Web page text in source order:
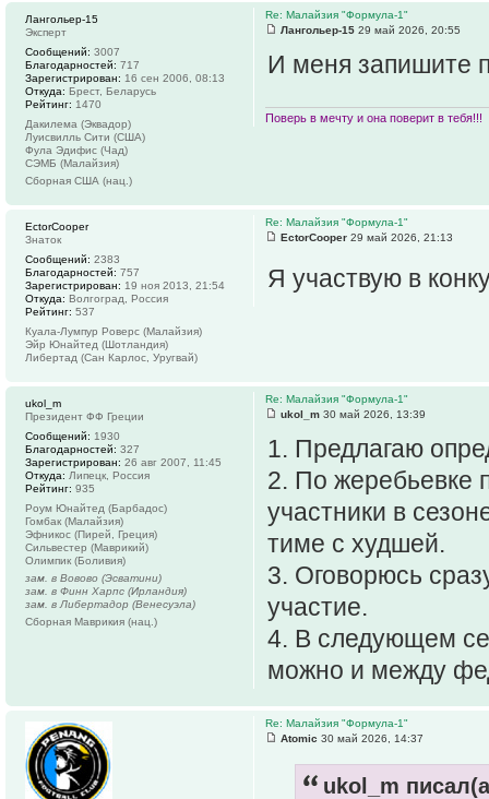
Re: Малайзия "Формула-1"
Лангольер-15 29 май 2026, 20:55
И меня запишите
Поверь в мечту и она поверит в тебя!!!
Лангольер-15
Эксперт
Сообщений: 3007
Благодарностей: 717
Зарегистрирован: 16 сен 2006, 08:13
Откуда: Брест, Беларусь
Рейтинг: 1470
Дакилема (Эквадор)
Луисвилль Сити (США)
Фула Эдифис (Чад)
СЭМБ (Малайзия)
Сборная США (нац.)
Re: Малайзия "Формула-1"
EctorCooper 29 май 2026, 21:13
Я участвую в
EctorCooper
Знаток
Сообщений: 2383
Благодарностей: 757
Зарегистрирован: 19 ноя 2013, 21:54
Откуда: Волгоград, Россия
Рейтинг: 537
Куала-Лумпур Роверс (Малайзия)
Эйр Юнайтед (Шотландия)
Либертад (Сан Карлос, Уругвай)
Re: Малайзия "Формула-1"
ukol_m 30 май 2026, 13:39
1. Предлагаю
2. По жеребьевке
участники в
тиме с худшей.
3. Оговорюсь
участие.
4. В следующем
можно и между
ukol_m
Президент ФФ Греции
Сообщений: 1930
Благодарностей: 327
Зарегистрирован: 26 авг 2007, 11:45
Откуда: Липецк, Россия
Рейтинг: 935
Роум Юнайтед (Барбадос)
Гомбак (Малайзия)
Эфникос (Пирей, Греция)
Сильвестер (Маврикий)
Олимпик (Боливия)
зам. в Вовово (Эсватини)
зам. в Финн Харпс (Ирландия)
зам. в Либертадор (Венесуэла)
Сборная Маврикия (нац.)
Re: Малайзия "Формула-1"
Atomic 30 май 2026, 14:37
ukol_m